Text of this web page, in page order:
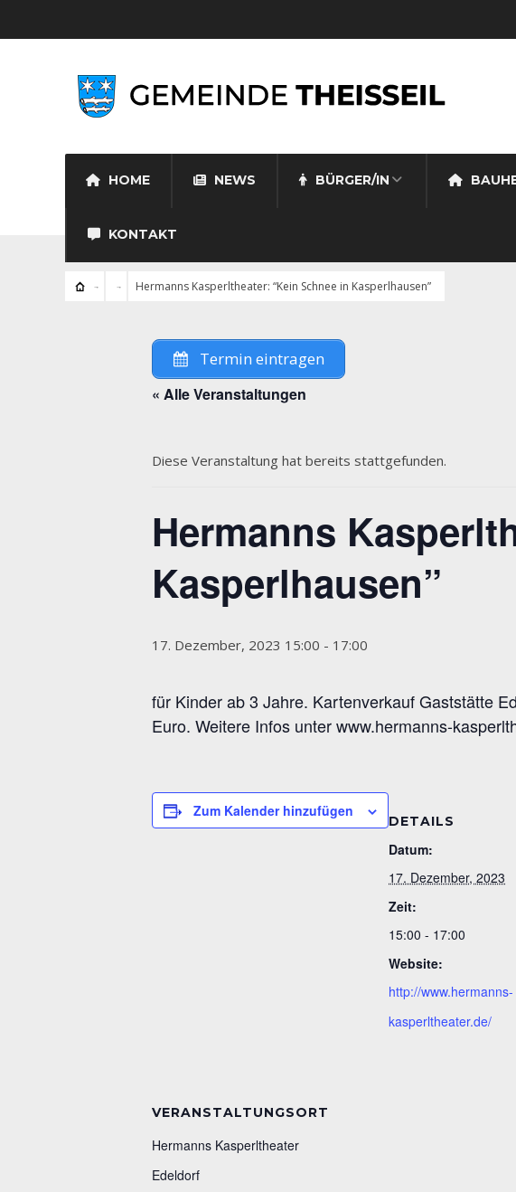
HOME NEWS BÜRGER/IN
KONTAKT
Hermanns Kasperltheater: “Kein Schnee in Kasperlhausen”
Termin eintragen
« Alle Veranstaltungen
Diese Veranstaltung hat bereits stattgefunden.
Hermanns
Kasperlhausen”
17. Dezember, 2023 15:00 - 17:00
für Kinder ab 3 Jahre. Kartenverkauf Gaststätte
Euro. Weitere Infos unter www.hermanns-
Zum Kalender hinzufügen
DETAILS
Datum:
17. Dezember, 2023
Zeit:
15:00 - 17:00
Website:
http://www.hermanns-
kasperltheater.de/
VERANSTALTUNGSORT
Hermanns Kasperltheater
Edeldorf